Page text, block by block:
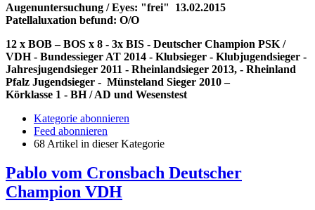
Augenuntersuchung / Eyes: "frei" 13.02.2015
Patellaluxation befund: O/O
12 x BOB – BOS x 8 - 3x BIS - Deutscher Champion PSK /
VDH - Bundessieger AT 2014 - Klubsieger - Klubjugendsieger -
Jahresjugendsieger 2011 - Rheinlandsieger 2013, - Rheinland
Pfalz Jugendsieger - Münsteland Sieger 2010 –
Körklasse 1 - BH / AD und Wesenstest
Kategorie abonnieren
Feed abonnieren
68 Artikel in dieser Kategorie
Pablo vom Cronsbach Deutscher
Champion VDH